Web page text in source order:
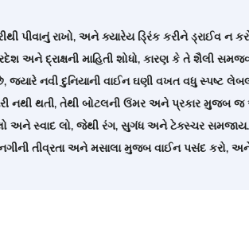
પીવાનું રાખો, અને ક્યારેય ડ્રિંક કરીને ડ્રાઈવ ન
અને દ્રાક્ષની માહિતી શોધો, કારણ કે તે શૈલી
જ્યારે નવી દુનિયાની વાઈન ઘણી વખત વધુ સ્પષ્ટ
નથી થતી, તેથી બોટલની ઉંમર અને પ્રકાર મુજબ જ
લો અને સ્વાદ લો, જેથી રંગ, સુગંધ અને ટેક્સ્ચર સમજાય.
તીવ્રતા અને મસાલા મુજબ વાઈન પસંદ